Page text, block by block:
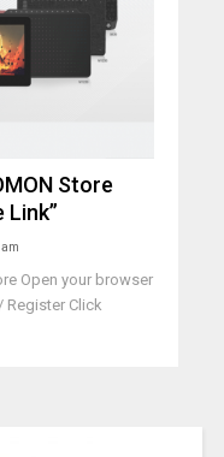
Store
Link”
Open your browser
Click